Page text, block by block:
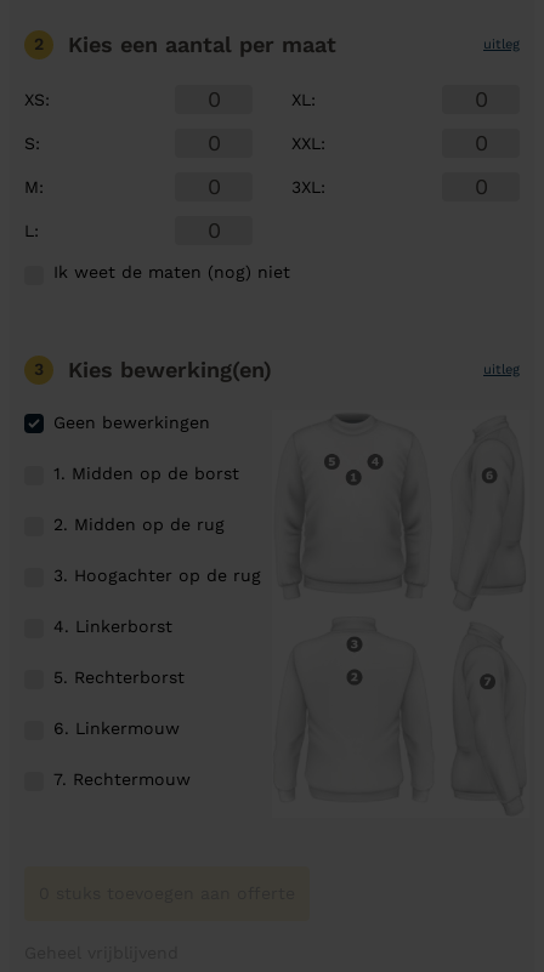
2 Kies een aantal per maat uitleg
XS:
S:
M:
L :
XL :
XXL :
3XL :
Ik weet de maten (nog) niet
3 Kies bewerking(en) uitleg
Geen bewerkingen
1. Midden op de borst
2. Midden op de rug
3. Hoogachter op de rug
4. Linkerborst
5. Rechterborst
6. Linkermouw
7. Rechtermouw